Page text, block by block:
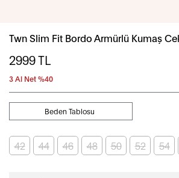
Twn Slim Fit Bordo Armürlü Kumaş
2999TL
3 Al Net %40
Beden Tablosu
42 44 46 48 50 52 54